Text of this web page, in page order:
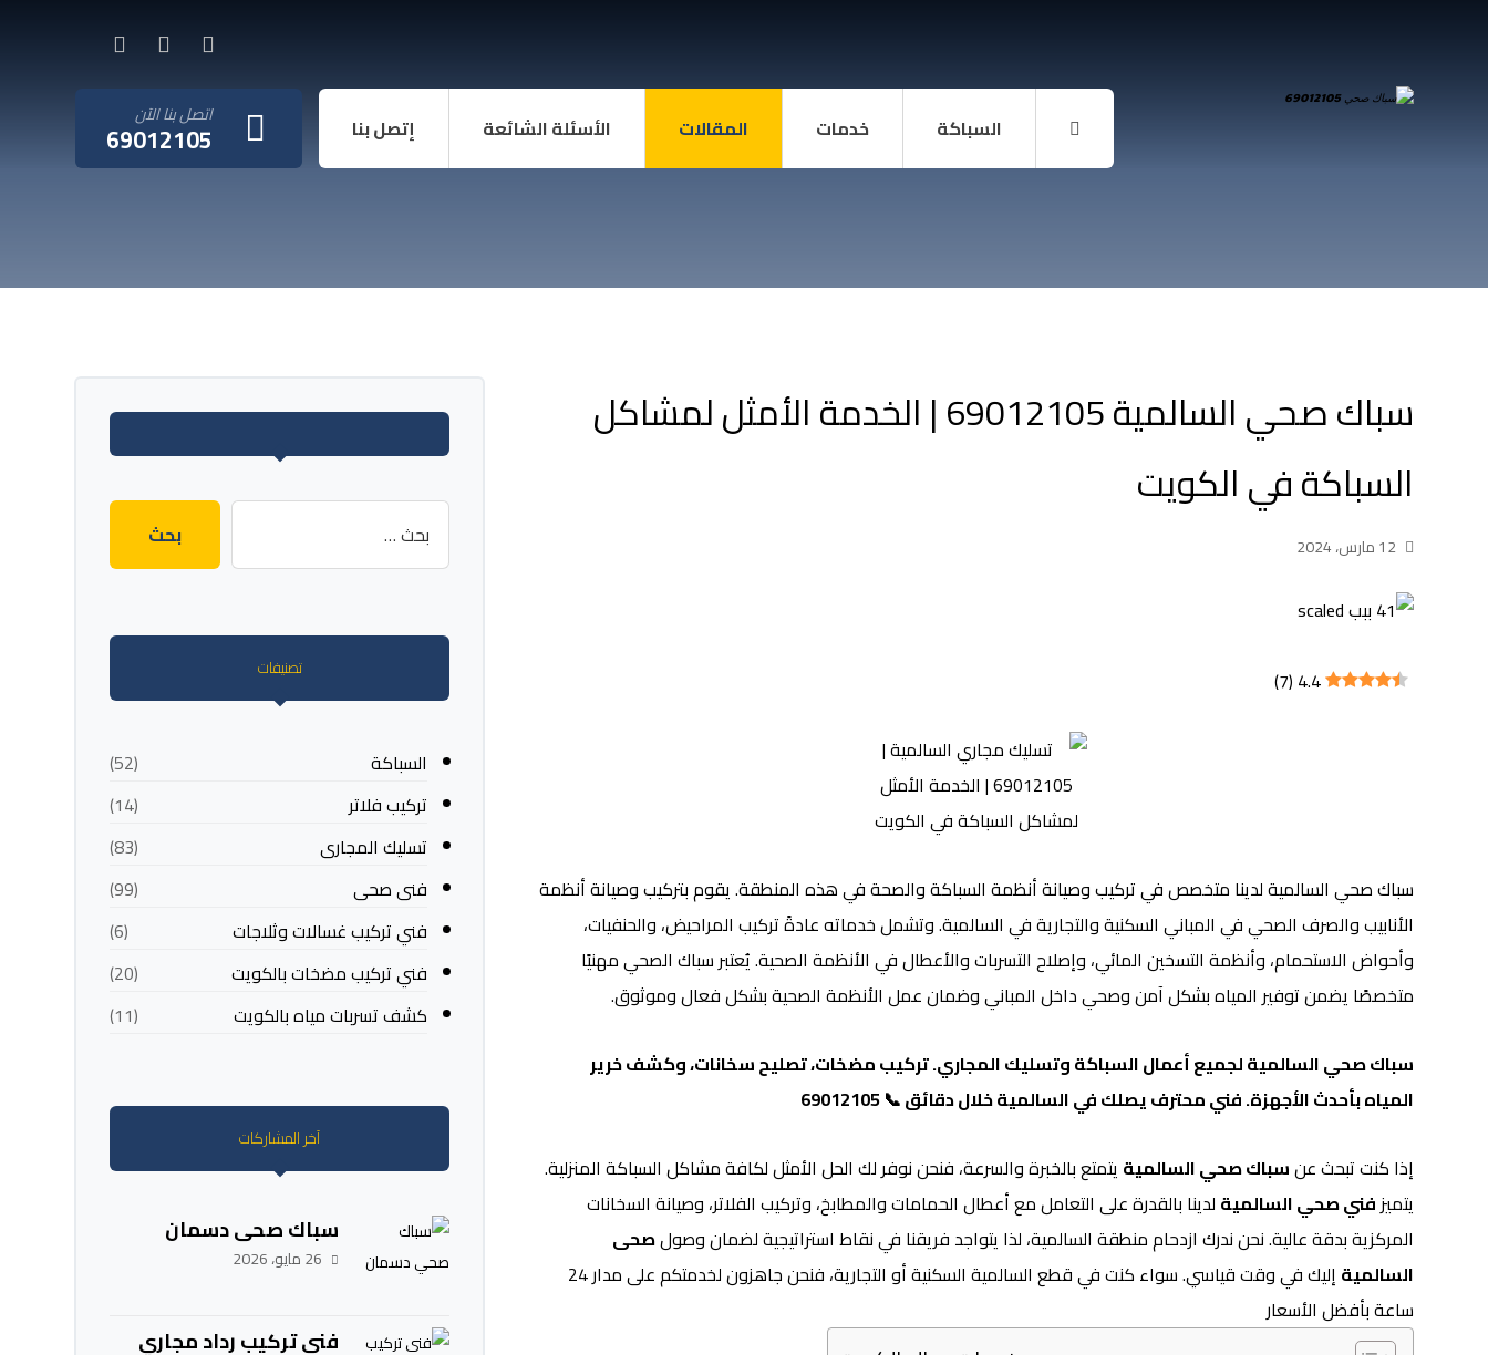
اتصل بنا الآن
69012105 السباكة خدمات المقالات الأسئلة الشائعة إتصل بنا
سباك صحي السالمية 69012105 | الخدمة الأمثل لمشاكل
السباكة في الكويت
12 مارس، 2024
4.4
(
7
)
سباك صحي السالمية لدينا متخصص في تركيب وصيانة أنظمة السباكة والصحة في هذه المنطقة. يقوم بتركيب وصيانة أنظمة
الأنابيب والصرف الصحي في المباني السكنية والتجارية في السالمية. وتشمل خدماته عادةً تركيب المراحيض، والحنفيات،
وأحواض الاستحمام، وأنظمة التسخين المائي، وإصلاح التسربات والأعطال في الأنظمة الصحية. يُعتبر سباك الصحي مهنيًا
متخصصًا يضمن توفير المياه بشكل آمن وصحي داخل المباني وضمان عمل الأنظمة الصحية بشكل فعال وموثوق.
سباك صحي السالمية لجميع أعمال السباكة وتسليك المجاري. تركيب مضخات، تصليح سخانات، وكشف خرير
المياه بأحدث الأجهزة. فني محترف يصلك في السالمية خلال دقائق 📞69012105
إذا كنت تبحث عنسباك صحي السالمية يتمتع بالخبرة والسرعة، فنحن نوفر لك الحل الأمثل لكافة مشاكل السباكة المنزلية.
يتميزفني صحي السالمية لدينا بالقدرة على التعامل مع أعطال الحمامات والمطابخ، وتركيب الفلاتر، وصيانة السخانات
المركزية بدقة عالية. نحن ندرك ازدحام منطقة السالمية، لذا يتواجد فريقنا في نقاط استراتيجية لضمان وصولصحى
السالمية
إليك في وقت قياسي. سواء كنت في قطع السالمية السكنية أو التجارية، فنحن جاهزون لخدمتكم على مدار 24
ساعة بأفضل الأسعار
تصنيفات
السباكة
(52)
تركيب فلاتر
(14)
تسليك المجارى
(83)
فنى صحى
(99)
فني تركيب غسالات وثلاجات
(6)
فني تركيب مضخات بالكويت
(20)
كشف تسربات مياه بالكويت
(11)
آخر المشاركات
سباك صحي دسمان
26 مايو، 2026
فنى تركيب رداد مجاري